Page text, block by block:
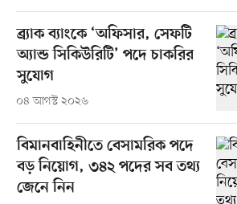
ব্র্যাক ব্যাংকে ‘অফিসার, সেফটি
অ্যান্ড সিকিউরিটি’ পদে চাকরির
সুযোগ
০৪ আগস্ট ২০২৬
বিমানবাহিনীতে বেসামরিক পদে
বড় নিয়োগ, ৩৪২ পদের সব তথ্য
জেনে নিন